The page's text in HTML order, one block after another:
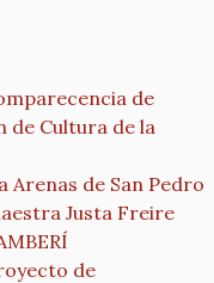
de
de Cultura de la
de San Pedro
Justa Freire
de